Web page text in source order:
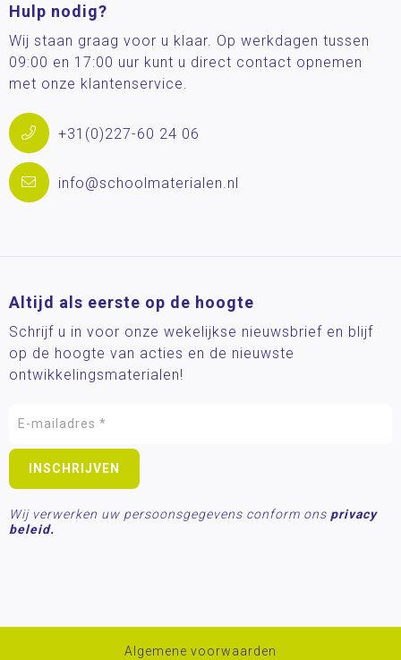
Hulp nodig?
Wij staan graag voor u klaar. Op werkdagen tussen
09:00 en 17:00 uur kunt u direct contact opnemen
met onze klantenservice.
+31(0)227-60 24 06
info@schoolmaterialen.nl
Altijd als eerste op de hoogte
Schrijf u in voor onze wekelijkse nieuwsbrief en blijf
op de hoogte van acties en de nieuwste
ontwikkelingsmaterialen!
Wij verwerken uw persoonsgegevens conform ons privacy
beleid.
Algemene voorwaarden